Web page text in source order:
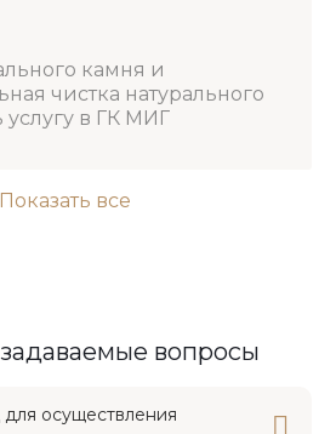
камня и
чистка натурального
услугу в ГК МИГ
Показать все
вопросы
осуществления